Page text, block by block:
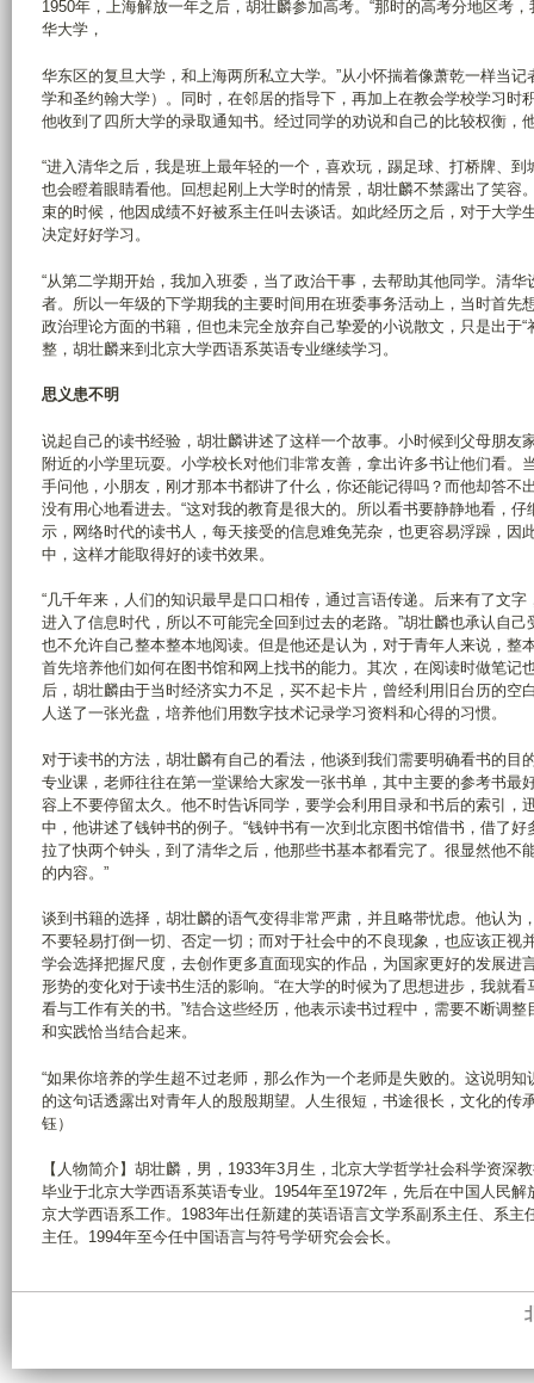
1950年，上海解放一年之后，胡壮麟参加高考。“那时的高考分地区考
华大学，
华东区的复旦大学，和上海两所私立大学。”从小怀揣着像萧乾一样当
学和圣约翰大学）。同时，在邻居的指导下，再加上在教会学校学习时
他收到了四所大学的录取通知书。经过同学的劝说和自己的比较权衡，
“进入清华之后，我是班上最年轻的一个，喜欢玩，踢足球、打桥牌、
也会瞪着眼睛看他。回想起刚上大学时的情景，胡壮麟不禁露出了笑容
束的时候，他因成绩不好被系主任叫去谈话。如此经历之后，对于大学
决定好好学习。
“从第二学期开始，我加入班委，当了政治干事，去帮助其他同学。清
者。所以一年级的下学期我的主要时间用在班委事务活动上，当时首先
政治理论方面的书籍，但也未完全放弃自己挚爱的小说散文，只是出于
整，胡壮麟来到北京大学西语系英语专业继续学习。
思义患不明
说起自己的读书经验，胡壮麟讲述了这样一个故事。小时候到父母朋友
附近的小学里玩耍。小学校长对他们非常友善，拿出许多书让他们看
手问他，小朋友，刚才那本书都讲了什么，你还能记得吗？而他却答不
没有用心地看进去。“这对我的教育是很大的。所以看书要静静地看，
示，网络时代的读书人，每天接受的信息难免芜杂，也更容易浮躁，因
中，这样才能取得好的读书效果。
“几千年来，人们的知识最早是口口相传，通过言语传递。后来有了文
进入了信息时代，所以不可能完全回到过去的老路。”胡壮麟也承认自
也不允许自己整本整本地阅读。但是他还是认为，对于青年人来说，整
首先培养他们如何在图书馆和网上找书的能力。其次，在阅读时做笔记
后，胡壮麟由于当时经济实力不足，买不起卡片，曾经利用旧台历的
人送了一张光盘，培养他们用数字技术记录学习资料和心得的习惯。
对于读书的方法，胡壮麟有自己的看法，他谈到我们需要明确看书的
专业课，老师往往在第一堂课给大家发一张书单，其中主要的参考书最
容上不要停留太久。他不时告诉同学，要学会利用目录和书后的索引，
中，他讲述了钱钟书的例子。“钱钟书有一次到北京图书馆借书，借了
拉了快两个钟头，到了清华之后，他那些书基本都看完了。很显然他不
的内容。”
谈到书籍的选择，胡壮麟的语气变得非常严肃，并且略带忧虑。他认为
不要轻易打倒一切、否定一切；而对于社会中的不良现象，也应该正视
学会选择把握尺度，去创作更多直面现实的作品，为国家更好的发展进
形势的变化对于读书生活的影响。“在大学的时候为了思想进步，我就
看与工作有关的书。”结合这些经历，他表示读书过程中，需要不断调
和实践恰当结合起来。
“如果你培养的学生超不过老师，那么作为一个老师是失败的。这说明
的这句话透露出对青年人的殷殷期望。人生很短，书途很长，文化的
钰）
【人物简介】胡壮麟，男，1933年3月生，北京大学哲学社会科学资深
毕业于北京大学西语系英语专业。1954年至1972年，先后在中国人民
京大学西语系工作。1983年出任新建的英语语言文学系副系主任、系
主任。1994年至今任中国语言与符号学研究会会长。